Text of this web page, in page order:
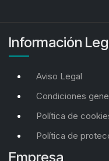
Información
Aviso Legal
Condiciones
Política de
Política de
Empresa